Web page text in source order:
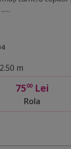
m
7500Lei
Rola